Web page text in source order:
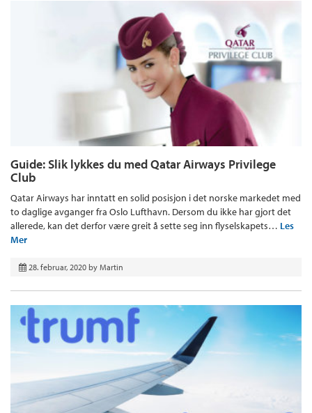
Guide: Slik lykkes du med Qatar Airways Privilege
Club
Qatar Airways har inntatt en solid posisjon i det norske markedet med
to daglige avganger fra Oslo Lufthavn. Dersom du ikke har gjort det
allerede, kan det derfor være greit å sette seg inn flyselskapets… Les
Mer
28. februar, 2020 by Martin